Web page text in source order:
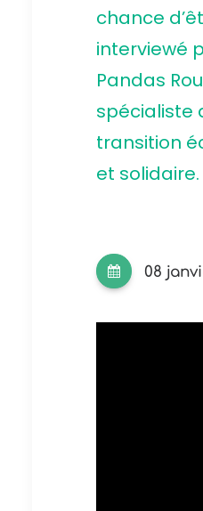
chance
interviewé
Pandas
spécialiste
transition
et solidaire.
08